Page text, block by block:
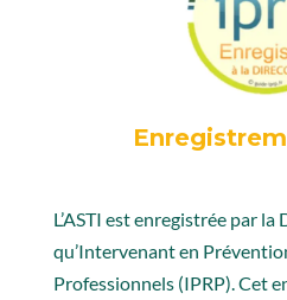
L’ASTI est enregistrée par la
qu’Intervenant en
Professionnels (IPRP). Cet